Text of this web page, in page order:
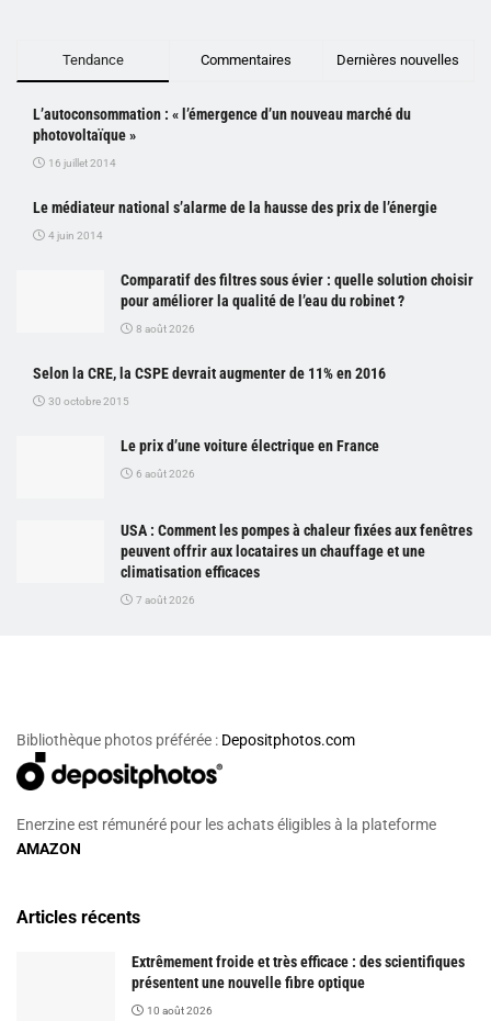
Tendance Commentaires Dernières nouvelles
L’autoconsommation : « l’émergence d’un nouveau marché du
photovoltaïque »
16 juillet 2014
Le médiateur national s’alarme de la hausse des prix de l’énergie
4 juin 2014
Comparatif des filtres sous évier : quelle solution choisir
pour améliorer la qualité de l’eau du robinet ?
8 août 2026
Selon la CRE, la CSPE devrait augmenter de 11% en 2016
30 octobre 2015
Le prix d’une voiture électrique en France
6 août 2026
USA : Comment les pompes à chaleur fixées aux fenêtres
peuvent offrir aux locataires un chauffage et une
climatisation efficaces
7 août 2026
Bibliothèque photos préférée : Depositphotos.com
Enerzine est rémunéré pour les achats éligibles à la plateforme
AMAZON
Articles récents
Extrêmement froide et très efficace : des scientifiques
présentent une nouvelle fibre optique
10 août 2026